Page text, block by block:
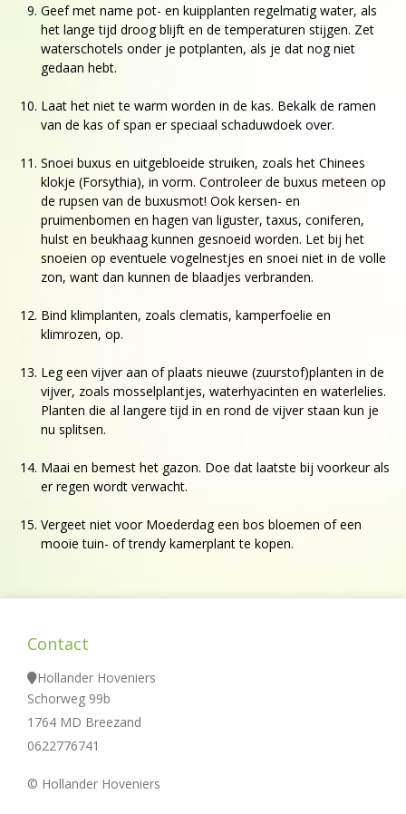
Geef met name pot- en kuipplanten regelmatig water, als
het lange tijd droog blijft en de temperaturen stijgen. Zet
waterschotels onder je potplanten, als je dat nog niet
gedaan hebt.
Laat het niet te warm worden in de kas. Bekalk de ramen
van de kas of span er speciaal schaduwdoek over.
Snoei buxus en uitgebloeide struiken, zoals het Chinees
klokje (Forsythia), in vorm. Controleer de buxus meteen op
de rupsen van de buxusmot! Ook kersen- en
pruimenbomen en hagen van liguster, taxus, coniferen,
hulst en beukhaag kunnen gesnoeid worden. Let bij het
snoeien op eventuele vogelnestjes en snoei niet in de volle
zon, want dan kunnen de blaadjes verbranden.
Bind klimplanten, zoals clematis, kamperfoelie en
klimrozen, op.
Leg een vijver aan of plaats nieuwe (zuurstof)planten in de
vijver, zoals mosselplantjes, waterhyacinten en waterlelies.
Planten die al langere tijd in en rond de vijver staan kun je
nu splitsen.
Maai en bemest het gazon. Doe dat laatste bij voorkeur als
er regen wordt verwacht.
Vergeet niet voor Moederdag een bos bloemen of een
mooie tuin- of trendy kamerplant te kopen.
Contact
Hollander Hoveniers
Schorweg 99b
1764 MD Breezand
0622776741
© Hollander Hoveniers